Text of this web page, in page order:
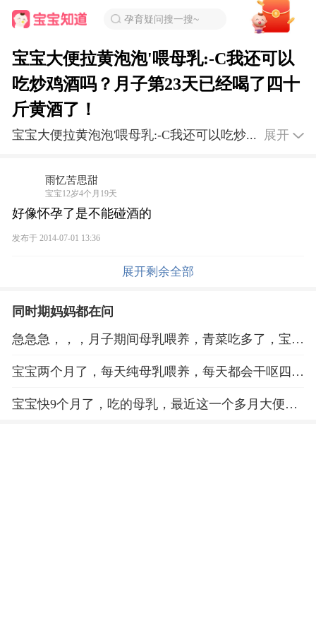
孕育疑问搜一搜~
宝宝大便拉黄泡泡'喂母乳:-C我还可以
吃炒鸡酒吗？月子第23天已经喝了四十
斤黄酒了！
宝宝大便拉黄泡泡'喂母乳:-C我还可以吃炒... 展开
雨忆苦思甜
宝宝12岁4个月19天
好像怀孕了是不能碰酒的
发布于 2014-07-01 13:36
展开剩余全部
同时期妈妈都在问
急急急，，，月子期间母乳喂养，青菜吃多了，宝宝
宝宝两个月了，每天纯母乳喂养，每天都会干呕四五
呢？
宝宝快9个月了，吃的母乳，最近这一个多月大便性